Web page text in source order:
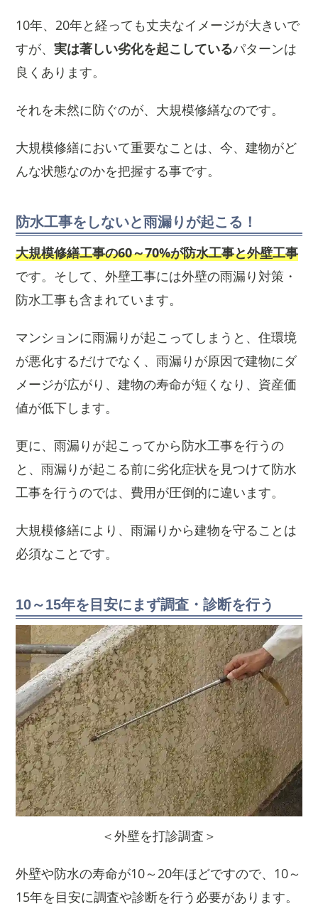
10年、20年と経っても丈夫なイメージが大きいで
すが、 実は著しい劣化を起こしているパターンは
良くあります。
それを未然に防ぐのが、大規模修繕なのです。
大規模修繕において重要なことは、今、建物がど
んな状態なのかを把握する事です。
防水工事をしないと雨漏りが起こる！
大規模修繕工事の60～70%が防水工事と外壁工事
です。そして、外壁工事には外壁の雨漏り対策・
防水工事も含まれています。
マンションに雨漏りが起こってしまうと、住環境
が悪化するだけでなく、雨漏りが原因で建物にダ
メージが広がり、建物の寿命が短くなり、資産価
値が低下します。
更に、雨漏りが起こってから防水工事を行うの
と、雨漏りが起こる前に劣化症状を見つけて防水
工事を行うのでは、費用が圧倒的に違います。
大規模修繕により、雨漏りから建物を守ることは
必須なことです。
10～15年を目安にまず調査・診断を行う
＜外壁を打診調査＞
外壁や防水の寿命が10～20年ほどですので、10～
15年を目安に調査や診断を行う必要があります。